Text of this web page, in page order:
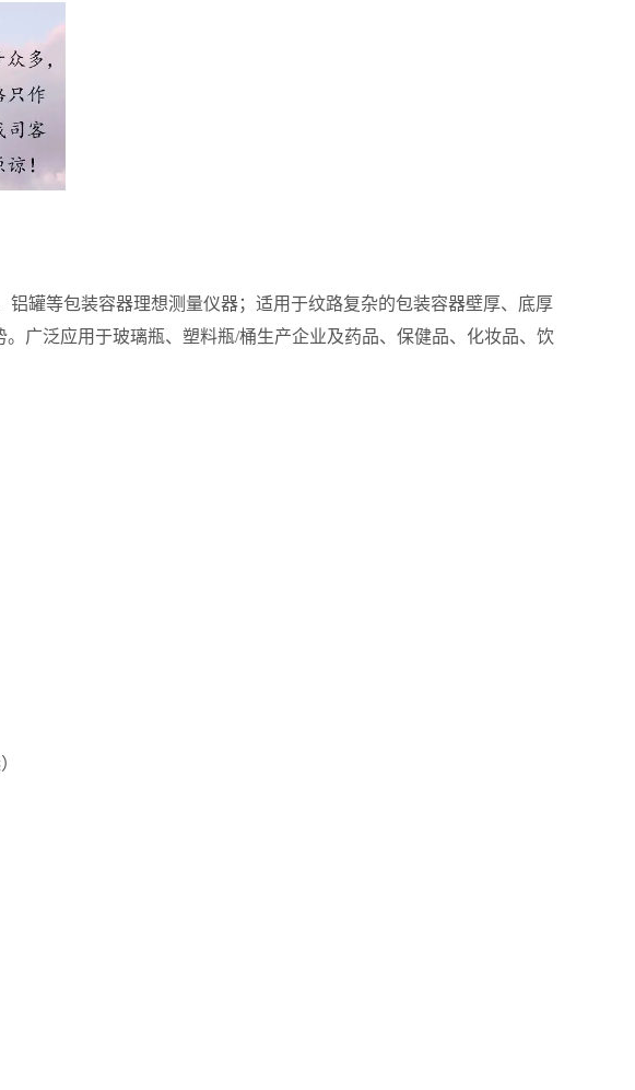
罐等包装容器理想测量仪器；适用于纹路复杂的包装容器壁厚、底厚
广泛应用于玻璃瓶、塑料瓶/桶生产企业及药品、保健品、化妆品、饮